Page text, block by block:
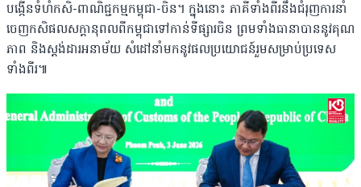
បង្កើនទំហំកសិ-ពាណិជ្ជកម្មកម្ពុជា-ចិន។ ក្នុងនោះ ភាគីទាំងពីរនឹងជំរុញការនាំ
ចេញកសិផលសក្តានុពលពីកម្ពុជាទៅកាន់ទីផ្សារចិន ព្រមទាំងធានាបាននូវគុណ
ភាព និងស្តង់ដារអនាម័យ សំដៅនាំមកនូវផលប្រយោជន៍រួមសម្រាប់ប្រទេស
ទាំងពីរ៕